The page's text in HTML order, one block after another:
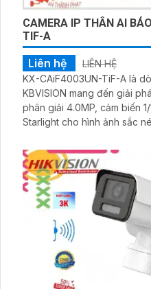
CAMERA IP THÂN AI
TIF-A
Liên hệ
LIÊN HỆ
KX-CAiF4003UN-TiF-A là
KBVISION mang đến giải
phân giải 4.0MP, cảm biến
Starlight cho hình ảnh sắc nét cả
và đàm thoại hai chiều, đây
nhu cầu an ninh